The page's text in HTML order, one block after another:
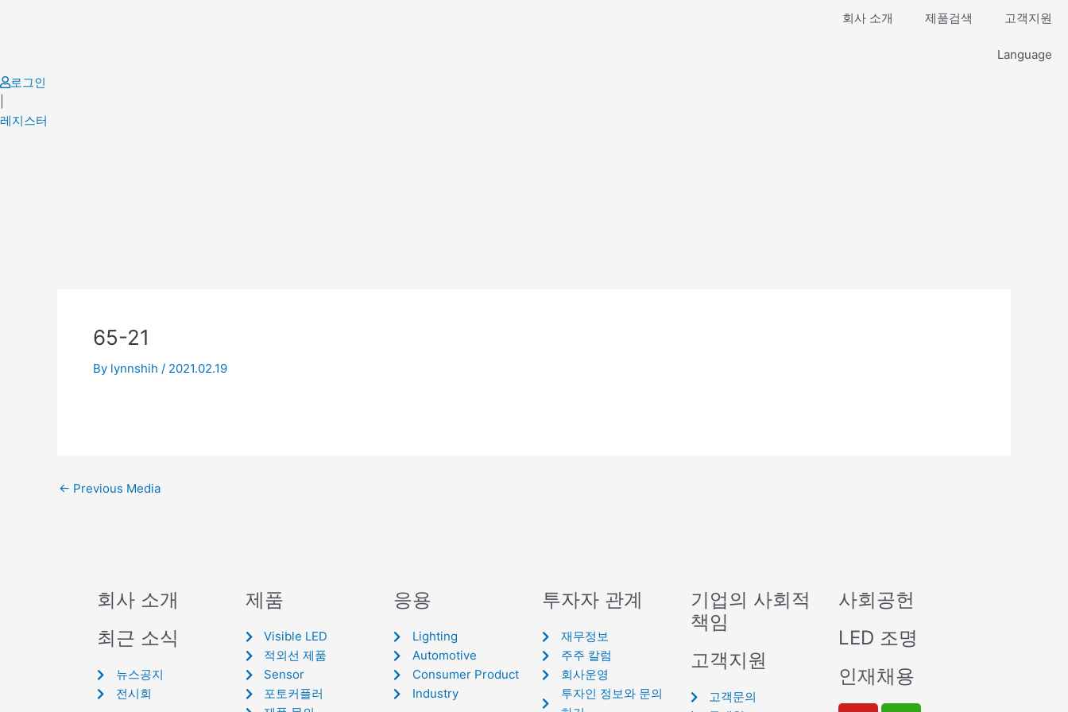
회사 소개 제품검색 고객지원
Language
로그인
레지스터
65-21
By lynnshih / 2021.02.19
← Previous Media
회사 소개
최근 소식
뉴스공지
전시회
제품
Visible LED
적외선 제품
Sensor
포토커플러
응용
Lighting
Automotive
Consumer Product
Industry
투자자 관계
재무정보
주주 칼럼
회사운영
투자인 정보와 문의
기업의 사회적
책임
고객지원
고객문의
사회공헌
LED 조명
인재채용